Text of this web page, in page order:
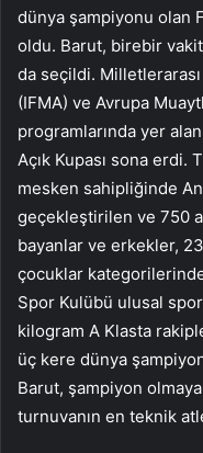
dünya şampiyonu olan
oldu. Barut, birebir
da seçildi.
(IFMA) ve Avrupa
programlarında yer
Açık Kupası sona
mesken sahipliğinde
geçekleştirilen ve 750
bayanlar ve erkekler,
çocuklar
Spor Kulübü ulusal
kilogram A Klasta
üç kere dünya
Barut, şampiyon
turnuvanın en teknik